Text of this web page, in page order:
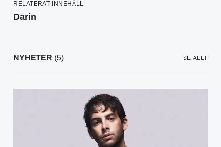
RELATERAT INNEHÅLL
Darin
NYHETER (5) SE ALLT